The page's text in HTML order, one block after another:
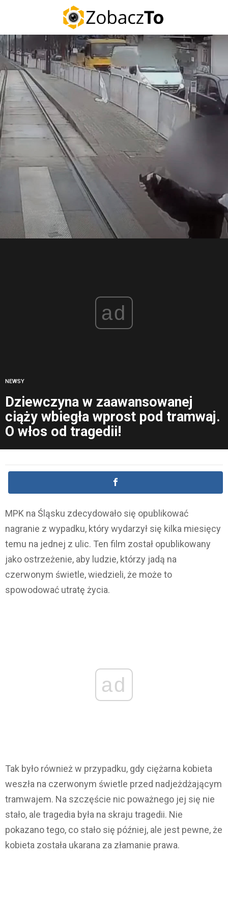
ad
NEWSY
Dziewczyna w zaawansowanej
ciąży wbiegła wprost pod tramwaj.
O włos od tragedii!
MPK na Śląsku zdecydowało się opublikować
nagranie z wypadku, który wydarzył się kilka miesięcy
temu na jednej z ulic. Ten film został opublikowany
jako ostrzeżenie, aby ludzie, którzy jadą na
czerwonym świetle, wiedzieli, że może to
spowodować utratę życia.
ad
Tak było również w przypadku, gdy ciężarna kobieta
weszła na czerwonym świetle przed nadjeżdżającym
tramwajem. Na szczęście nic poważnego jej się nie
stało, ale tragedia była na skraju tragedii. Nie
pokazano tego, co stało się później, ale jest pewne, że
kobieta została ukarana za złamanie prawa.